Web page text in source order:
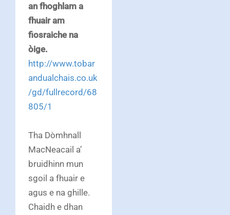
an fhoghlam a
fhuair am
fiosraiche na
òige.
http://www.tobar
andualchais.co.uk
/gd/fullrecord/68
805/1
Tha Dòmhnall
MacNeacail a’
bruidhinn mun
sgoil a fhuair e
agus e na ghille.
Chaidh e dhan